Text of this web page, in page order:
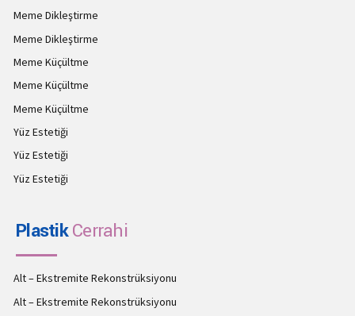
Meme Dikleştirme
Meme Dikleştirme
Meme Küçültme
Meme Küçültme
Meme Küçültme
Yüz Estetiği
Yüz Estetiği
Yüz Estetiği
PlastikCerrahi
Alt – Ekstremite Rekonstrüksiyonu
Alt – Ekstremite Rekonstrüksiyonu